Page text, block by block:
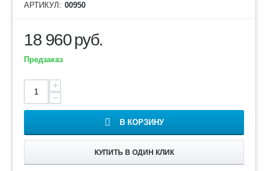
АРТИКУЛ: 00950
18 960руб.
Предзаказ
+
−
В КОРЗИНУ
КУПИТЬ В ОДИН КЛИК